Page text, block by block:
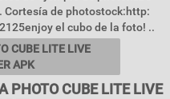
de photostock:http:
el cubo de la foto! ..
CUBE LITE LIVE
APK
PHOTO CUBE LITE LIVE